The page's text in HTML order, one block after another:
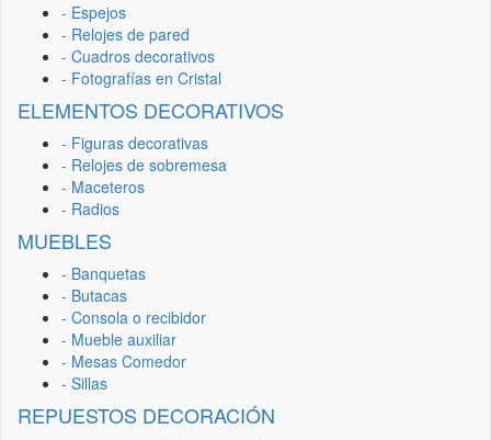
- Espejos
- Relojes de pared
- Cuadros decorativos
- Fotografías en Cristal
ELEMENTOS DECORATIVOS
- Figuras decorativas
- Relojes de sobremesa
- Maceteros
- Radios
MUEBLES
- Banquetas
- Butacas
- Consola o recibidor
- Mueble auxiliar
- Mesas Comedor
- Sillas
REPUESTOS DECORACIÓN